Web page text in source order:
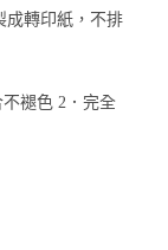
成轉印紙，不排
褪色 2．完全